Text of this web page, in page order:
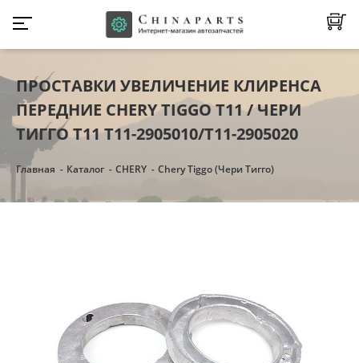
ПРОСТАВКИ УВЕЛИЧЕНИЕ КЛИРЕНСА
ПЕРЕДНИЕ CHERY TIGGO Т11 / ЧЕРИ
ТИГГО Т11 T11-2905010/T11-2905020
Главная Каталог CHERY Chery Tiggo (Чери Тигго)